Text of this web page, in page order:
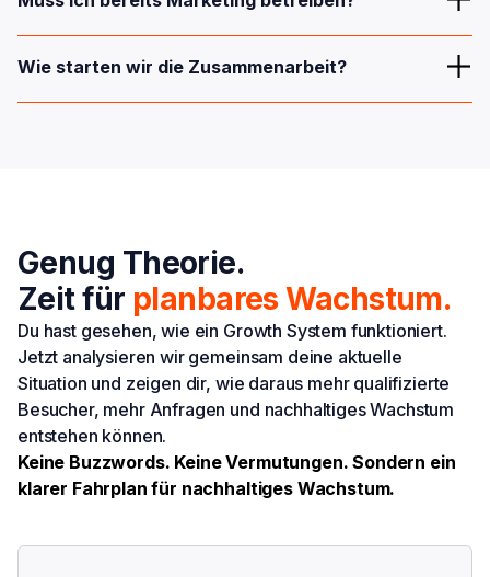
Growth System verbindet alle Maßnahmen zu einer
gemeinsamen Strategie, bei der sich SEO, Content,
Landingpages und Performance Marketing gegenseitig
Unternehmen, die bei null starten, als auch für Unternehmen,
die bestehende Marketingmaßnahmen strukturieren und
Wie starten wir die Zusammenarbeit?
Genug Theorie.
Zeit für planbares Wachstum.
Du hast gesehen, wie ein Growth System funktioniert.
Jetzt analysieren wir gemeinsam deine aktuelle
Situation und zeigen dir, wie daraus mehr qualifizierte
Besucher, mehr Anfragen und nachhaltiges Wachstum
entstehen können.
Keine Buzzwords. Keine Vermutungen. Sondern ein
klarer Fahrplan für nachhaltiges Wachstum.